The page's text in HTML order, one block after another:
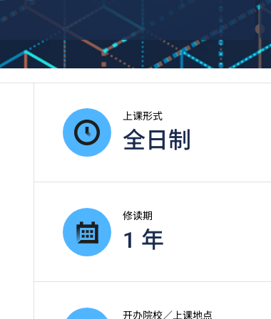
上课形式
全日制
修读期
1 年
开办院校／上课地点